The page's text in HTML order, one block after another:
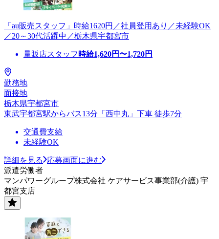
「au販売スタッフ」時給1620円／社員登用あり／未経験OK
／20～30代活躍中／栃木県宇都宮市
量販店スタッフ 時給1,620円〜1,720円
勤務地
面接地
栃木県宇都宮市
東武宇都宮駅からバス13分「西中丸」下車 徒歩7分
交通費支給
未経験OK
詳細を見る
応募画面に進む
派遣労働者
マンパワーグループ株式会社 ケアサービス事業部(介護) 宇
都宮支店